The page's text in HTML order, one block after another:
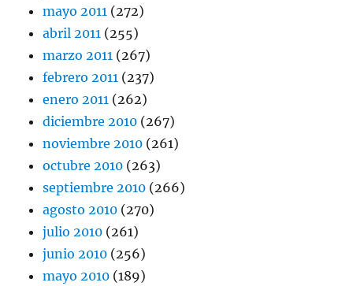
mayo 2011 (272)
abril 2011 (255)
marzo 2011 (267)
febrero 2011 (237)
enero 2011 (262)
diciembre 2010 (267)
noviembre 2010 (261)
octubre 2010 (263)
septiembre 2010 (266)
agosto 2010 (270)
julio 2010 (261)
junio 2010 (256)
mayo 2010 (189)